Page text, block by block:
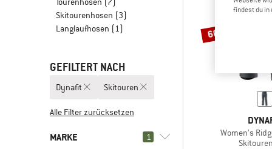
Skitourenhosen (3)
Langlaufhosen (1)
GEFILTERT NACH
Dynafit Skitouren
Alle Filter zurücksetzen
MARKE 1
60%
Women's
findest du in